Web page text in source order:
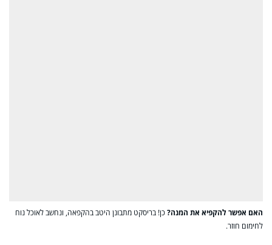
האם אפשר להקפיא את המנה?כן! בריסקט מתבונן היטב בהקפאה, ונחשב לאוכל נוח
לחימום חוזר.